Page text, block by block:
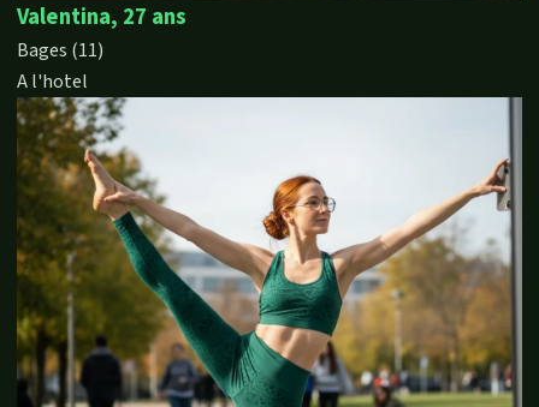
Valentina, 27 ans
Bages (11)
A l'hotel